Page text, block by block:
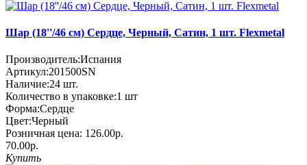
Шар (18''/46 см) Сердце, Черный, Сатин, 1 шт. Flexmetal
Производитель:Испания
Артикул:201500SN
Наличие:24 шт.
Количество в упаковке:1 шт
Форма:Сердце
Цвет:Черный
Розничная цена: 126.00р.
70.00р.
Купить